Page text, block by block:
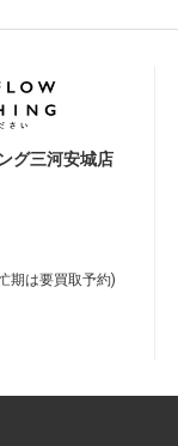
グ三河安城店
期は要買取予約)